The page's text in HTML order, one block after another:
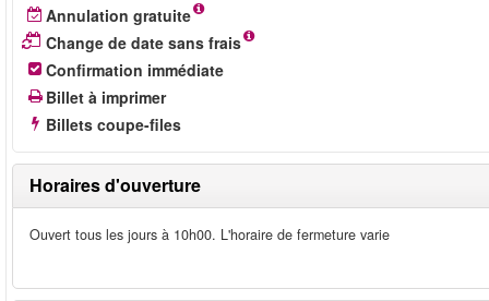
Annulation gratuite
Change de date sans frais
Confirmation immédiate
Billet à imprimer
Billets coupe-files
Horaires d'ouverture
Ouvert tous les jours à 10h00. L'horaire de fermeture varie